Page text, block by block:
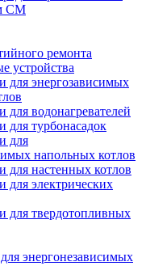
CM
ремонта
устройства
для энергозависимых
для водонагревателей
для турбонасадок
для
напольных котлов
для настенных котлов
для электрических
для твердотопливных
энергонезависимых